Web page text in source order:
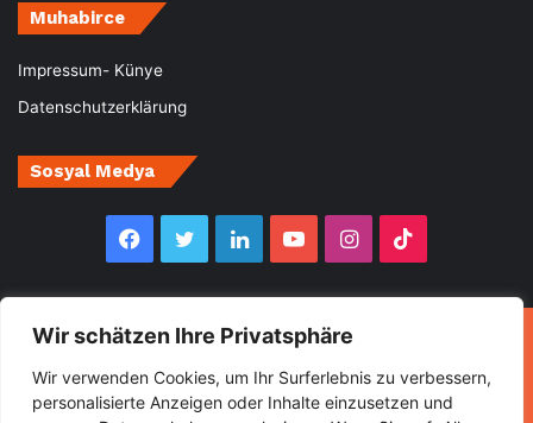
Wir schätzen Ihre Privatsphäre
Wir verwenden Cookies, um Ihr Surferlebnis zu verbessern,
personalisierte Anzeigen oder Inhalte einzusetzen und
Muhabirce
Impressum- Künye
Datenschutzerklärung
Sosyal Medya
Facebook
TwitterLinkedInYouTubeInstagram
© Copyright 2026, All Rights Reserved Muhabirce
Ana Sayfa
Haberler Ekonomi
Gurbette Bir Ömür